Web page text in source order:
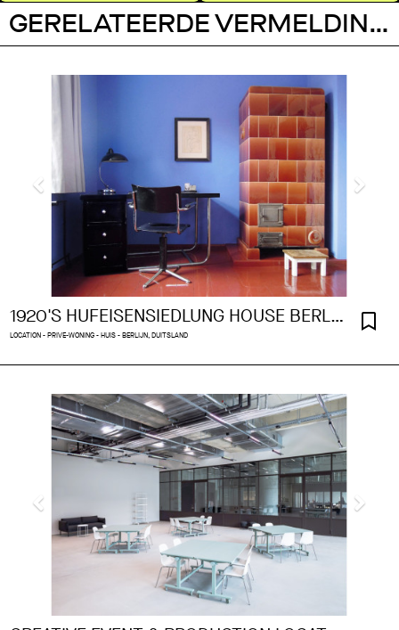
GERELATEERDE VERMELDINGEN
1920'S HUFEISENSIEDLUNG HOUSE BERLIN
LOCATION - PRIVE-WONING - HUIS - BERLIJN, DUITSLAND